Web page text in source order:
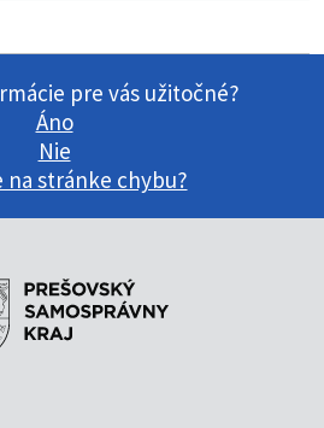
pre vás užitočné?
Áno
Nie
na stránke chybu?